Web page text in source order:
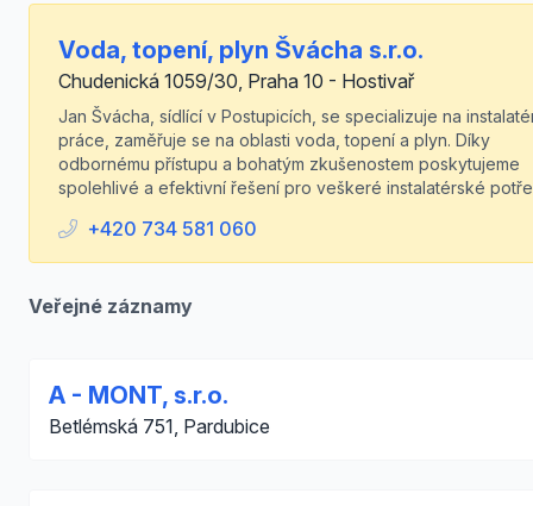
Voda, topení, plyn Švácha s.r.o.
Chudenická 1059/30, Praha 10 - Hostivař
Jan Švácha, sídlící v Postupicích, se specializuje na
práce, zaměřuje se na oblasti voda, topení a plyn. Díky
odbornému přístupu a bohatým zkušenostem poskytujeme
spolehlivé a efektivní řešení pro veškeré instalatérské
+420 734 581 060
Veřejné záznamy
A - MONT, s.r.o.
Betlémská 751, Pardubice